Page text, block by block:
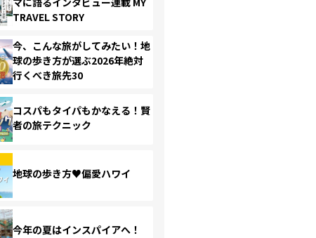
TRAVEL STORY
今、こんな旅がしてみたい！地
球の歩き方が選ぶ2026年絶対
行くべき旅先30
コスパもタイパもかなえる！賢
者の旅テクニック
地球の歩き方♥偏愛ハワイ
今年の夏はインスパイアへ！